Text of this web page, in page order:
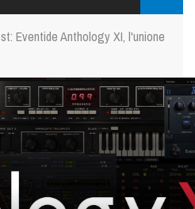
Eventide Anthology XI, l'unione